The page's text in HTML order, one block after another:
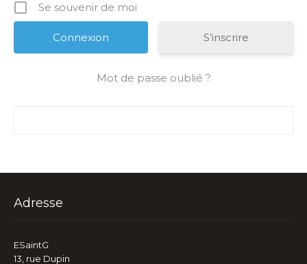
Se souvenir de moi
S’inscrire
Mot de passe oublié ?
Adresse
ESaintG
13, rue Dupin